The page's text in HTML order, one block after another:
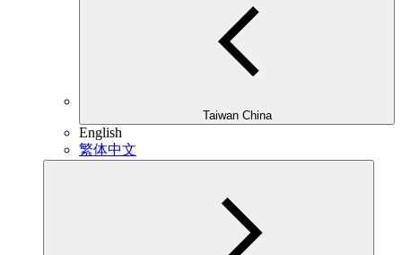
Taiwan China
English
繁体中文